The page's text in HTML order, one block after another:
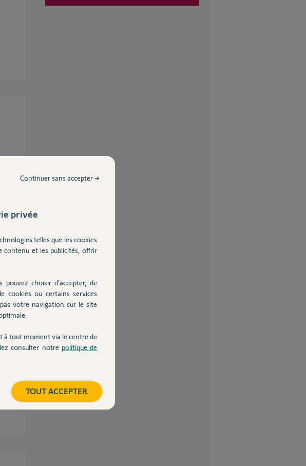
privée
telles que les cookies
contenu et les publicités, offrir
choisir d’accepter, de
cookies ou certains services
votre navigation sur le site
à tout moment via le centre de
consulter notre politique de
Continuer sans accepter →
TOUT ACCEPTER